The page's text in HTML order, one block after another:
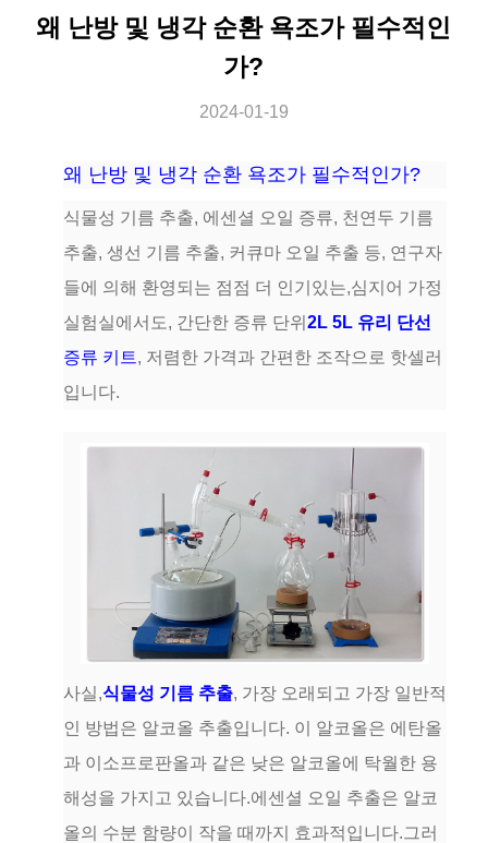
왜 난방 및 냉각 순환 욕조가 필수적인
가?
2024-01-19
왜 난방 및 냉각 순환 욕조가 필수적인가?
식물성 기름 추출, 에센셜 오일 증류, 천연두 기름
추출, 생선 기름 추출, 커큐마 오일 추출 등, 연구자
들에 의해 환영되는 점점 더 인기있는,심지어 가정
실험실에서도, 간단한 증류 단위 2L 5L 유리 단선
증류 키트, 저렴한 가격과 간편한 조작으로 핫셀러
입니다.
사실,식물성 기름 추출, 가장 오래되고 가장 일반적
인 방법은 알코올 추출입니다. 이 알코올은 에탄올
과 이소프로판올과 같은 낮은 알코올에 탁월한 용
해성을 가지고 있습니다.에센셜 오일 추출은 알코
올의 수분 함량이 작을 때까지 효과적입니다.그러